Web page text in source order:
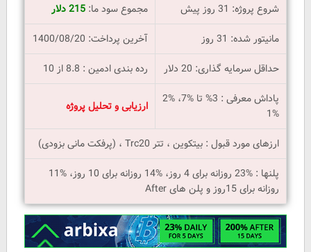
شروع پروژه: 31 روز پیش
مجموع سود ما:
مانیتور شده: 31 روز
آخرین پرداخت: 1400/08/20
حداقل سرمایه گذاری: 20 دلار
رده بندی ادمین : 8.8 از 10
پاداش معرفی : 3% تا %7، %2
%1
ارزیابی و تحلیل پروژه
ارزهای مورد قبول : بیتکوین ، تتر Trc20 ، (پرفکت مانی بزودی)
پلنها : %23 روزانه برای 4 روز، %14 روزانه برای 10 روز، %11
روزانه برای 15روز و پلن های After